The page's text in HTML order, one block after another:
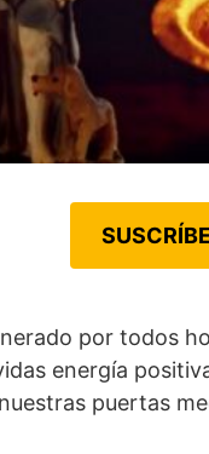
por todos
energía
puertas